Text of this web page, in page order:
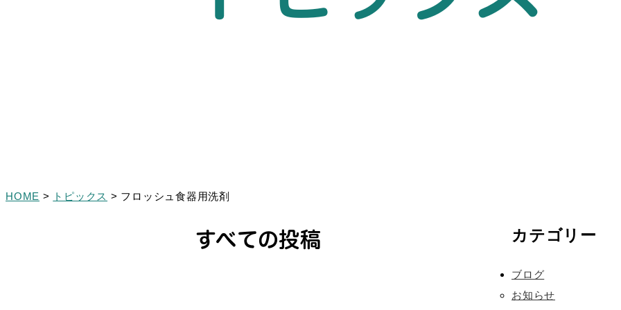
HOME > トピックス > フロッシュ食器用洗剤
すべての投稿 カテゴリー
ブログ
お知らせ